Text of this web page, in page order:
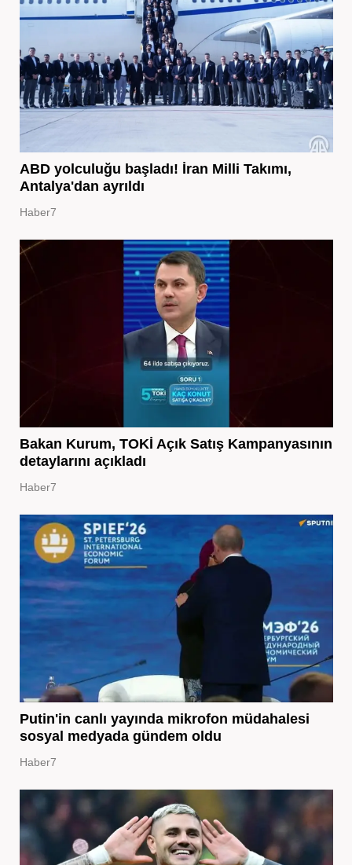
ABD yolculuğu başladı! İran Milli Takımı,
Antalya'dan ayrıldı
Haber7
Bakan Kurum, TOKİ Açık Satış Kampanyasının
detaylarını açıkladı
Haber7
Putin'in canlı yayında mikrofon müdahalesi
sosyal medyada gündem oldu
Haber7